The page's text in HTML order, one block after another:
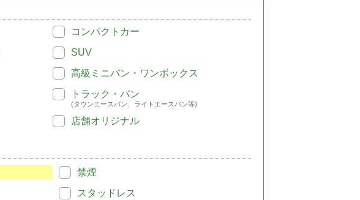
コンパクトカー
SUV
高級ミニバン・ワンボックス
トラック・バン
(タウンエースバン、ライトエースバン等)
店舗オリジナル
禁煙
スタッドレス